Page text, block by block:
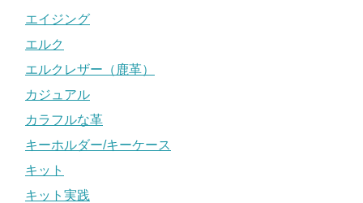
エイジング
エルク
エルクレザー（鹿革）
カジュアル
カラフルな革
キーホルダー/キーケース
キット
キット実践